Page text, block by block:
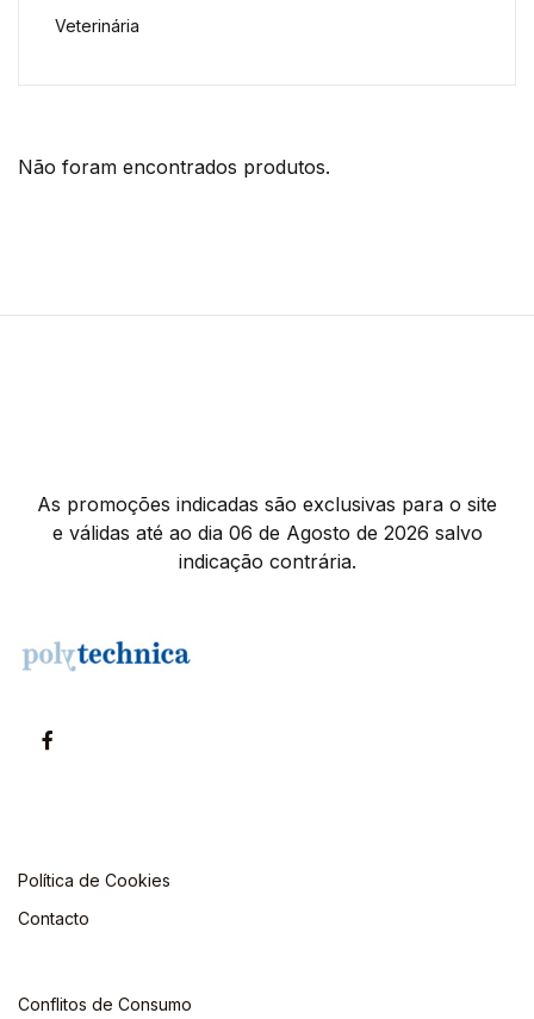
Não foram encontrados produtos.
Veterinária
As promoções indicadas são exclusivas para o site
e válidas até ao dia 06 de Agosto de 2026 salvo
indicação contrária.
Política de Cookies
Contacto
Conflitos de Consumo